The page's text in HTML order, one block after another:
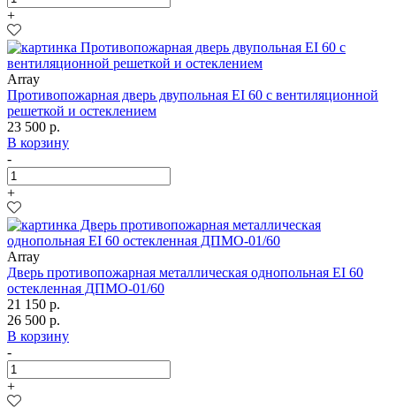
+
Array
Противопожарная дверь двупольная EI 60 с вентиляционной
решеткой и остеклением
23 500 р.
В корзину
-
+
Array
Дверь противопожарная металлическая однопольная EI 60
остекленная ДПМО-01/60
21 150 р.
26 500 р.
В корзину
-
+